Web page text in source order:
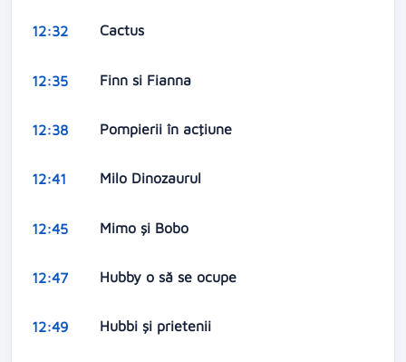
12:32 Cactus
12:35 Finn si Fianna
12:38 Pompierii în acţiune
12:41 Milo Dinozaurul
12:45 Mimo şi Bobo
12:47 Hubby o să se ocupe
12:49 Hubbi şi prietenii